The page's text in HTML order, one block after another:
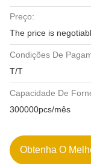
Preço:
The price is
Condições De
T/T
Capacidade De
300000pcs/mês